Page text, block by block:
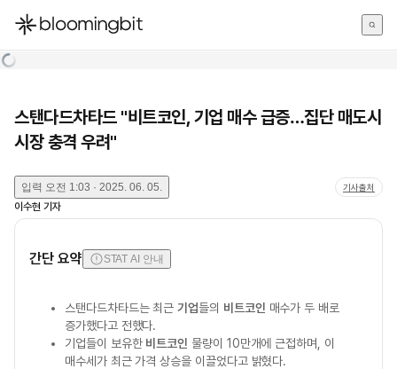
한국어
스탠다드차타드 "비트코인, 기업 매수 급증…집단 매도시
시장 충격 우려"
입력 오전 1:03 · 2025. 06. 05. 기사출처
이수현 기자
간단 요약 STAT AI 안내
스탠다드차타드는 최근기업들의 비트코인 매수가 두 배로
증가했다고 전했다.
기업들이 보유한 비트코인 물량이 10만개에 근접하며, 이
매수세가 최근 가격 상승을 이끌었다고 밝혔다.